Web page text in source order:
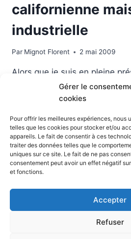
Gérer le
cookies
Pour offrir les meilleures expériences, nous
telles que les cookies pour stocker et/ou
appareils. Le fait de consentir à ces
traiter des données telles que le
uniques sur ce site. Le fait de ne pas
consentement peut avoir un effet négatif
et fonctions.
Accepter
Refuser
californienne
industrielle
Par Mignot Florent 2 mai 2009
Alors que je suis en pleine
propositions de Europe
d’agriculture je m’arrete un
même avoir des impacts sur
dans le monde) : La Grippe !
préparée :…
LIRE LA SUITE
MEXICAINE
CALIFORNIENNE